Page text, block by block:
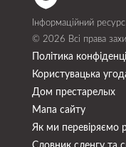
Інформаційний
© 2026 Всі права
Політика
Користувацька
Дом престарелых
Мапа сайту
Як ми перевіряємо